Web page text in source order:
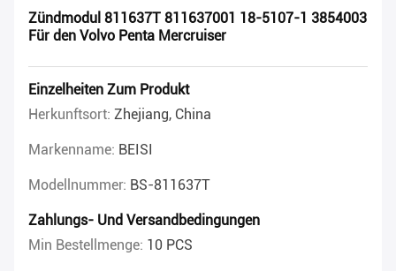
Zündmodul 811637T 811637001 18-5107-1 3854003
Für den Volvo Penta Mercruiser
Einzelheiten Zum Produkt
Herkunftsort: Zhejiang, China
Markenname: BEISI
Modellnummer: BS-811637T
Zahlungs- Und Versandbedingungen
Min Bestellmenge: 10 PCS